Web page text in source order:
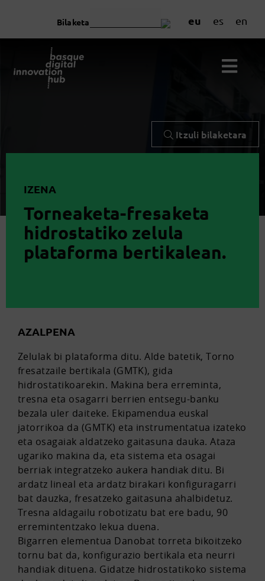
eu es en
Bilaketa
Itzuli bilaketara
IZENA
Torneaketa-fresaketa
hidrostatiko zelula
plataforma bertikalean.
AZALPENA
Zelulak bi plataforma ditu. Alde batetik, Torno
fresatzaile bertikala (GMTK), gida
hidrostatikoarekin. Makina bera erreminta,
tresna eta osagarri berrien entsegu-banku
bezala uler daiteke. Ekipamendua euskal
jatorrikoa da (GMTK) eta instrumentatua izateko
eta osagaiak aldatzeko gaitasuna dauka. Ataza
ugariko makina da, eta sistema eta osagai
berriak integratzeko aukera handiak ditu. Bi
ardatz lineal eta ardatz birakari konfiguragarri
bat dauzka, fresatzeko gaitasuna ahalbidetuz.
Tresna aldagailu robotizatu bat ere badu, 90
erremintentzako lekua duena.
Bigarren elementua Danobat torreta bikoitzeko
tornu bat da, konfigurazio bertikala eta neurri
handiak dituena. Gidatze hidrostatikoko sistema